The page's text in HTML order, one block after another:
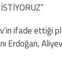
ifade ettiği
Erdoğan,